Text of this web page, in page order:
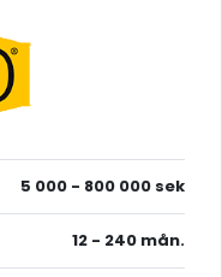
5 000 - 800 000 sek
12 - 240 mån.